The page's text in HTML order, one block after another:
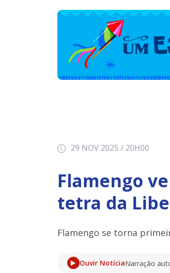
29 NOV 2025 / 20H00
Flamengo
tetra da
Flamengo se torna
Ouvir NotíciaNarração